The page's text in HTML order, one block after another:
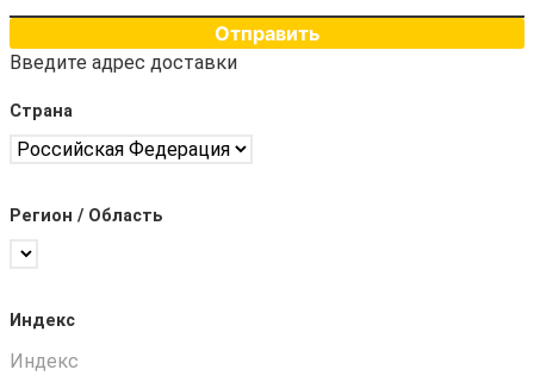
Отправить
Введите адрес доставки
Страна
Регион / Область
Индекс